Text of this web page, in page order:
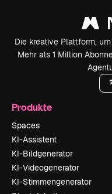
Die kreative Plattform,
Mehr als 1 Million
Produkte
Spaces
KI-Assistent
KI-Bildgenerator
KI-Videogenerator
KI-Stimmengenerator